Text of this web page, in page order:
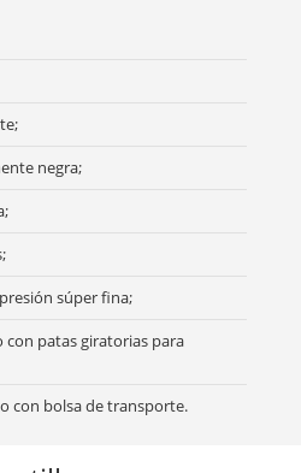
negra;
súper fina;
patas giratorias para
con bolsa de transporte.